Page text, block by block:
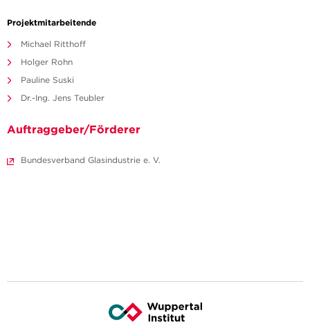
Projektmitarbeitende
Michael Ritthoff
Holger Rohn
Pauline Suski
Dr.-Ing. Jens Teubler
Auftraggeber/Förderer
Bundesverband Glasindustrie e. V.